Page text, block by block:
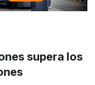
supera los